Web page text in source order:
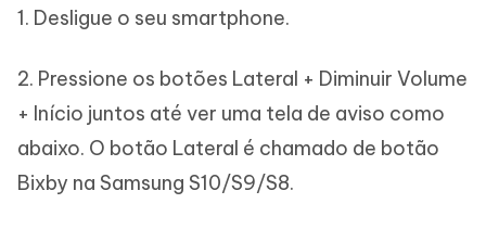
1. Desligue o seu smartphone.
2. Pressione os botões Lateral + Diminuir Volume
+ Início juntos até ver uma tela de aviso como
abaixo. O botão Lateral é chamado de botão
Bixby na Samsung S10/S9/S8.